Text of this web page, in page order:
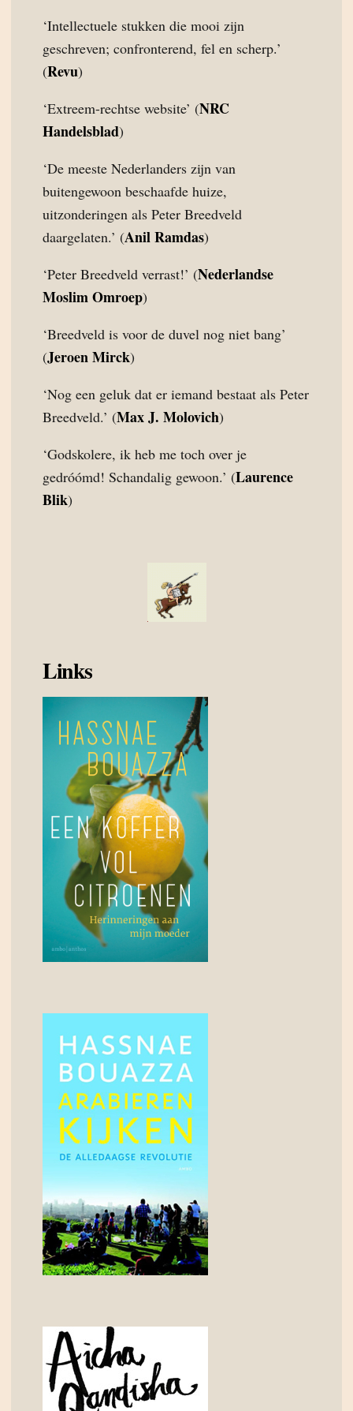
‘Intellectuele stukken die mooi zijn
geschreven; confronterend, fel en scherp.’
(Revu)
‘Extreem-rechtse website’ (NRC
Handelsblad)
‘De meeste Nederlanders zijn van
buitengewoon beschaafde huize,
uitzonderingen als Peter Breedveld
daargelaten.’ (Anil Ramdas)
‘Peter Breedveld verrast!’ (Nederlandse
Moslim Omroep)
‘Breedveld is voor de duvel nog niet bang’
(Jeroen Mirck)
‘Nog een geluk dat er iemand bestaat als Peter
Breedveld.’ (Max J. Molovich)
‘Godskolere, ik heb me toch over je
gedróómd! Schandalig gewoon.’ (Laurence
Blik)
Links